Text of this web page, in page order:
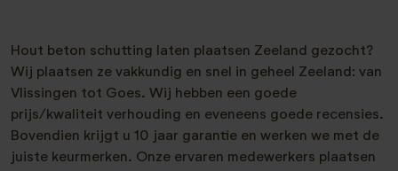
Hout beton schutting laten plaatsen Zeeland gezocht?
Wij plaatsen ze vakkundig en snel in geheel Zeeland: van
Vlissingen tot Goes. Wij hebben een goede
prijs/kwaliteit verhouding en eveneens goede recensies.
Bovendien krijgt u 10 jaar garantie en werken we met de
juiste keurmerken. Onze ervaren medewerkers plaatsen